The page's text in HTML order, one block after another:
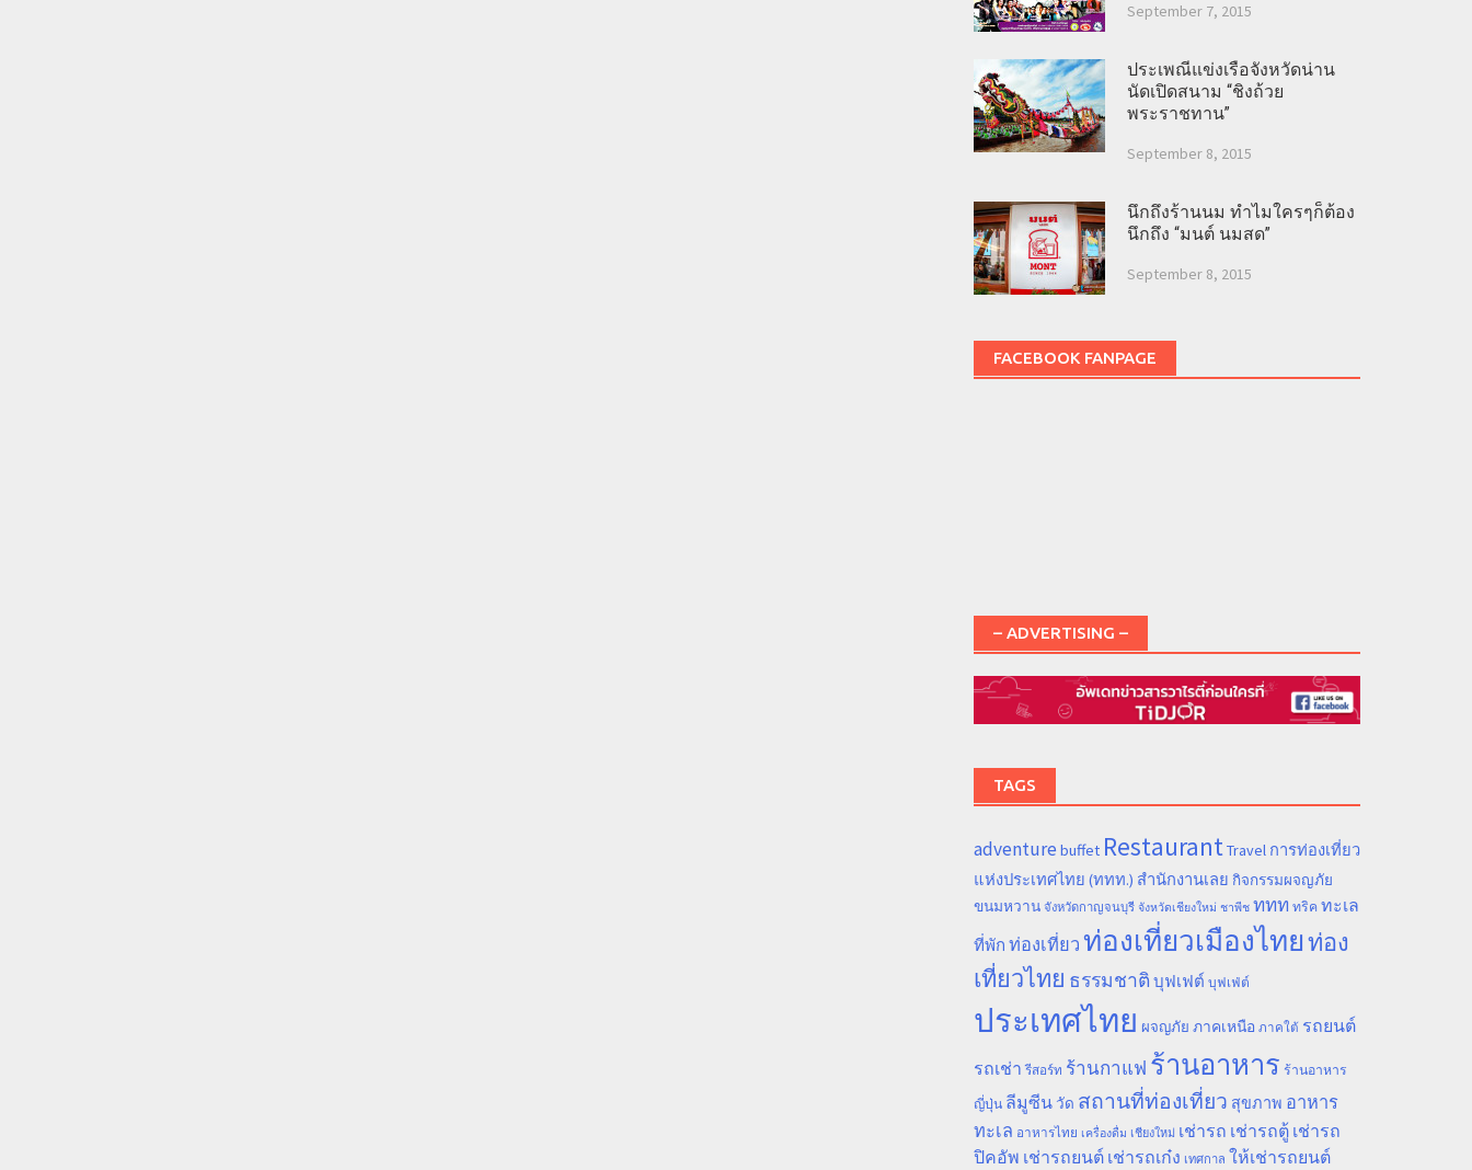
September 7, 2015
ประเพณีแข่งเรือจังหวัดน่าน
นัดเปิดสนาม “ชิงถ้วย
พระราชทาน”
September 8, 2015
นึกถึงร้านนม ทำไมใครๆก็ต้อง
นึกถึง “มนต์ นมสด”
September 8, 2015
FACEBOOK FANPAGE
– ADVERTISING –
TAGS
adventure buffet RestaurantTravel การท่องเที่ยว
แห่งประเทศไทย (ททท.) สำนักงานเลย กิจกรรมผจญภัย
ขนมหวาน จังหวัดกาญจนบุรี จังหวัดเชียงใหม่ ชาพีช ททท ทริค ทะเล
ที่พัก ท่องเที่ยวท่องเที่ยวเมืองไทยท่อง
เที่ยวไทย ธรรมชาติ บุฟเฟต์ บุฟเฟ่ต์
ประเทศไทย ผจญภัย ภาคเหนือ ภาคใต้ รถยนต์
รถเช่า รีสอร์ท ร้านกาแฟ ร้านอาหาร ร้านอาหาร
ญี่ปุ่น ลีมูซีน วัด สถานที่ท่องเที่ยว สุขภาพ อาหาร
ทะเล อาหารไทย เครื่องดื่ม เชียงใหม่ เช่ารถ เช่ารถตู้ เช่ารถ
ปิคอัพ เช่ารถยนต์ เช่ารถเก๋ง เทศกาล ให้เช่ารถยนต์